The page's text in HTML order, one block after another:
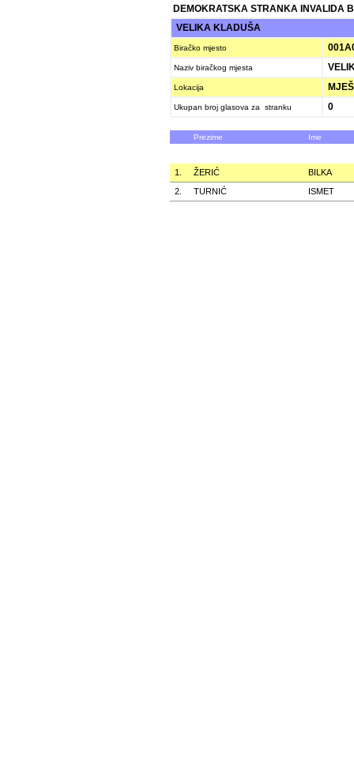
DEMOKRATSKA STRANKA INVALIDA
VELIKA KLADUŠA
Biračko mjesto
Naziv biračkog mjesta
Lokacija
Ukupan broj glasova za stranku 0
Prezime Ime
1. ŽERIĆ
BILKA
2.
TURNIĆ ISMET